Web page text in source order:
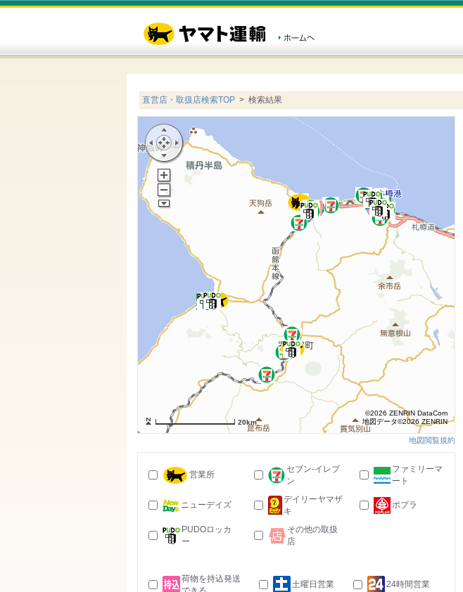
直営店・取扱店検索TOP > 検索結果
20km
©2026 ZENRIN DataCom
地図データ©2026 ZENRIN
地図閲覧規約
営業所
セブン-イレブ
ン
ファミリーマ
ート
ニューデイズ
デイリーヤマザ
キ
ポプラ
PUDOロッカ
ー
その他の取扱
店
荷物を持込発送
土曜日営業 24時間営業